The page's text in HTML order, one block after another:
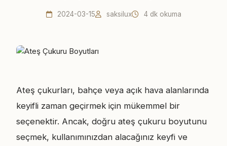
2024-03-15 saksilux 4 dk okuma
Ateş çukurları, bahçe veya açık hava alanlarında
keyifli zaman geçirmek için mükemmel bir
seçenektir. Ancak, doğru ateş çukuru boyutunu
seçmek, kullanımınızdan alacağınız keyfi ve